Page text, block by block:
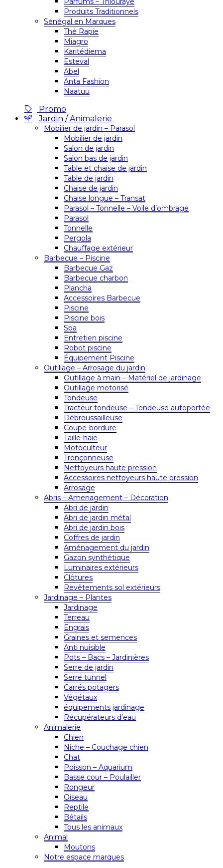
Produits Traditionnels
Sénégal en Marques
Thé Rapie
Miagro
Karitédiema
Esteval
Abel
Anta Fashion
Naatuu
Promo
Jardin / Animalerie
Mobilier de jardin – Parasol
Mobilier de jardin
Salon de jardin
Salon bas de jardin
Table et chaise de jardin
Table de jardin
Chaise de jardin
Chaise longue – Transat
Parasol – Tonnelle – Voile d’ombrage
Parasol
Tonnelle
Pergola
Chauffage extérieur
Barbecue – Piscine
Barbecue Gaz
Barbecue charbon
Plancha
Accessoires Barbecue
Piscine
Piscine bois
Spa
Entretien piscine
Robot piscine
Équipement Piscine
Outillage – Arrosage du jardin
Outillage à main – Matériel de jardinage
Outillage motorisé
Tondeuse
Tracteur tondeuse – Tondeuse autoportée
Débroussailleuse
Coupe-bordure
Taille-haie
Motoculteur
Tronçonneuse
Nettoyeurs haute pression
Accessoires nettoyeurs haute pression
Arrosage
Abris – Amenagement – Décoration
Abri de jardin
Abri de jardin métal
Abri de jardin bois
Coffres de jardin
Aménagement du jardin
Gazon synthétique
Luminaires extérieurs
Clôtures
Revêtements sol extérieurs
Jardinage – Plantes
Jardinage
Terreau
Engrais
Graines et semences
Anti nuisible
Pots – Bacs – Jardinières
Serre de jardin
Serre tunnel
Carrés potagers
Végétaux
équipements jardinage
Récupérateurs d’eau
Animalerie
Chien
Niche – Couchage chien
Chat
Poisson – Aquarium
Basse cour – Poulailler
Rongeur
Oiseau
Reptile
Bétails
Tous les animaux
Animal
Moutons
Notre espace marques